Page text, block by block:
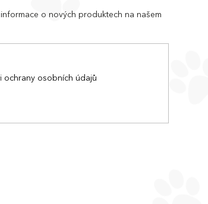
o nových produktech na našem
ochrany osobních údajů